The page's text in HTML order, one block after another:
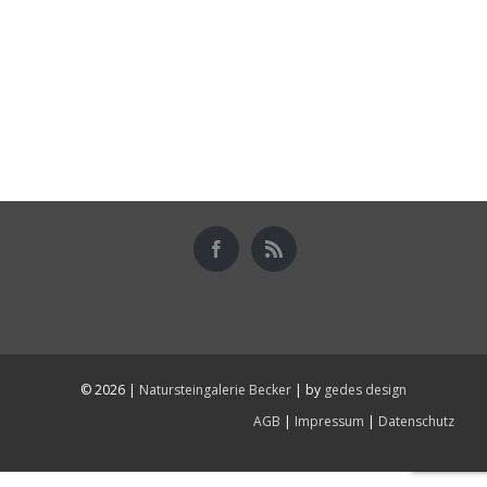
©2026 | Natursteingalerie Becker | by gedes design
AGB | Impressum | Datenschutz